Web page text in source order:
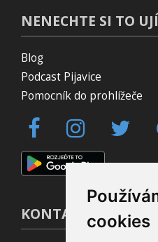
cookies
NENECHTE SI TO
Blog
Podcast Pijavice
Pomocník do prohlížeče
KONTAKT